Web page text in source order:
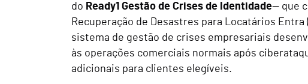
do Ready1 Gestão de Crises de Identidade— que
Recuperação de Desastres para Locatários
sistema de gestão de crises empresariais
às operações comerciais normais após
adicionais para clientes elegíveis.